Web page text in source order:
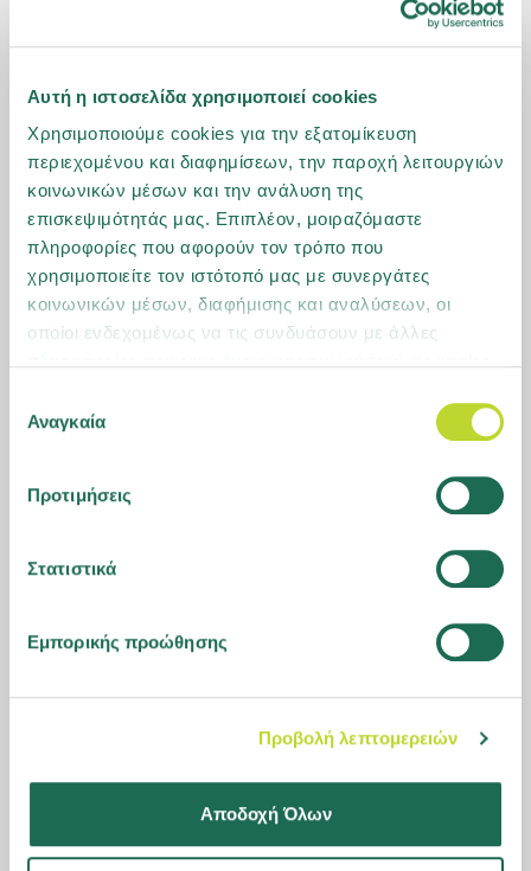
Αυτή η ιστοσελίδα χρησιμοποιεί cookies
Χρησιμοποιούμε cookies για την εξατομίκευση
περιεχομένου και διαφημίσεων, την παροχή λειτουργιών
κοινωνικών μέσων και την ανάλυση της
επισκεψιμότητάς μας. Επιπλέον, μοιραζόμαστε
πληροφορίες που αφορούν τον τρόπο που
χρησιμοποιείτε τον ιστότοπό μας με συνεργάτες
κοινωνικών μέσων, διαφήμισης και αναλύσεων, οι
οποίοι ενδεχομένως να τις συνδυάσουν με άλλες
των υπηρεσιών τους. Μάθετε περισσότερα για τα
συγκατάθεσης
Αναγκαία
Προτιμήσεις
Στατιστικά
Εμπορικής προώθησης
Προβολή λεπτομερειών
Αποδοχή Όλων
07.06.2021
Ετήσια Χρηματοοικονομική Έκθεση 31 Δεκεμβρίου
2020
Δημοσίευση της Ετήσιας Χρηματοοικονομικής Έκθεσης για το έτος
2020, σύμφωνα με τα Διεθνή Πρότυπα Χρηματοοικονομικής
Αναφοράς.
12.03.2021
Όμιλος Groupama: ετήσια οικονομικά
αποτελέσματα 2020